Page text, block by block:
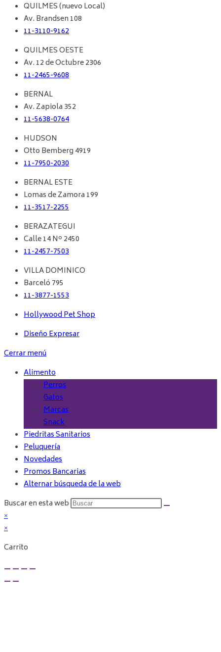
QUILMES (nuevo Local)
Av. Brandsen 108
11-3110-9162
QUILMES OESTE
Av. 12 de Octubre 2306
11-2465-9608
BERNAL
Av. Zapiola 352
11-5638-0764
HUDSON
Otto Bemberg 4919
11-7950-2030
BERNAL ESTE
Lomas de Zamora 199
11-3517-2255
BERAZATEGUI
Calle 14 Nº 2450
11-2457-7503
VILLA DOMINICO
Barceló 795
11-3877-1553
Hollywood Pet Shop
Diseño Expresar
Cerrar menú
Alimento
Perros
Gatos
Marcas
Snack
Piedritas Sanitarios
Peluquería
Novedades
Promos Bancarias
Alternar búsqueda de la web
Buscar en esta web
×
×
Carrito